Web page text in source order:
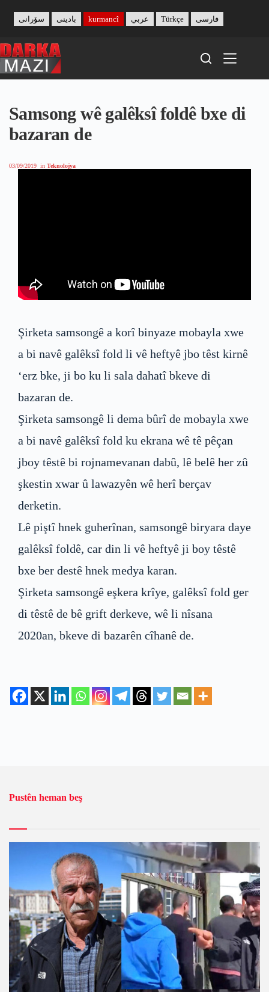
content
بادینی سۆرانی kurmancî عربي Türkçe فارسی
Samsong wê galêksî foldê bxe di
bazaran de
03/09/2019 in Teknolojya
Şirketa samsongê a korî binyaze mobayla xwe
a bi navê galêksî fold li vê heftyê jbo têst kirnê
‘erz bke, ji bo ku li sala dahatî bkeve di
bazaran de.
Şirketa samsongê li dema bûrî de mobayla xwe
a bi navê galêksî fold ku ekrana wê tê pêçan
jboy têstê bi rojnamevanan dabû, lê belê her zû
şkestin xwar û lawazyên wê herî berçav
derketin.
Lê piştî hnek guherînan, samsongê biryara daye
galêksî foldê, car din li vê heftyê ji boy têstê
bxe ber destê hnek medya karan.
Şirketa samsongê eşkera krîye, galêksî fold ger
di têstê de bê grift derkeve, wê li nîsana
2020an, bkeve di bazarên cîhanê de.
Pustên heman beş